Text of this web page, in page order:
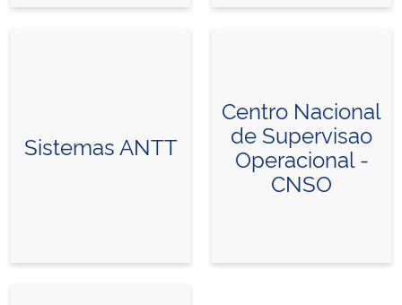
Sistemas ANTT
Centro Nacional
de Supervisao
Operacional -
CNSO